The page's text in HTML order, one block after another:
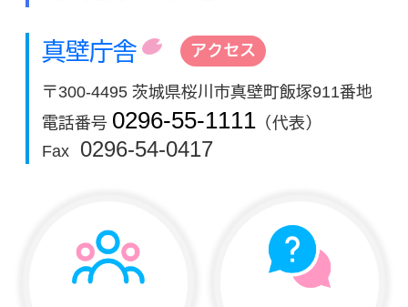
真壁庁舎 アクセス
〒300-4495 茨城県桜川市真壁町飯塚911番地
電話番号 0296-55-1111 （代表）
Fax
0296-54-0417